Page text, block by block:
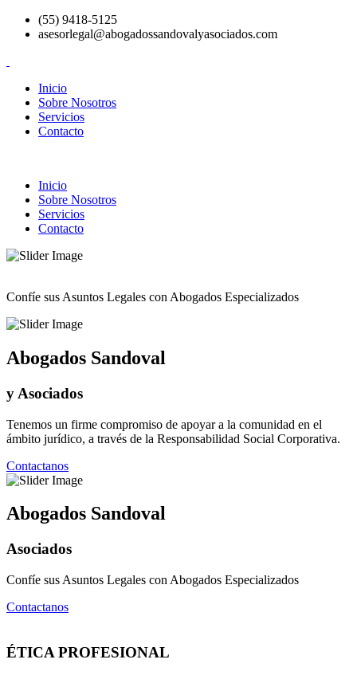
(55) 9418-5125
asesorlegal@abogadossandovalyasociados.com
Inicio
Sobre Nosotros
Servicios
Contacto
Inicio
Sobre Nosotros
Servicios
Contacto
Confíe sus Asuntos Legales con Abogados Especializados
Abogados Sandoval
y Asociados
Tenemos un firme compromiso de apoyar a la comunidad en el
ámbito jurídico, a través de la Responsabilidad Social Corporativa.
Contactanos
Abogados Sandoval
Asociados
Confíe sus Asuntos Legales con Abogados Especializados
Contactanos
ÉTICA PROFESIONAL